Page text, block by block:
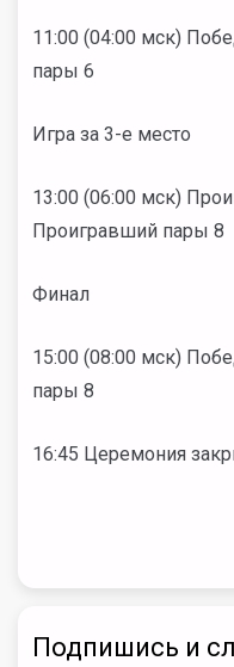
11:00 (04:00 мск)
пары 6
Игра за 3-е место
13:00 (06:00 мск)
Проигравший пары 8
Финал
15:00 (08:00 мск)
пары 8
16:45 Церемония
Подпишись и